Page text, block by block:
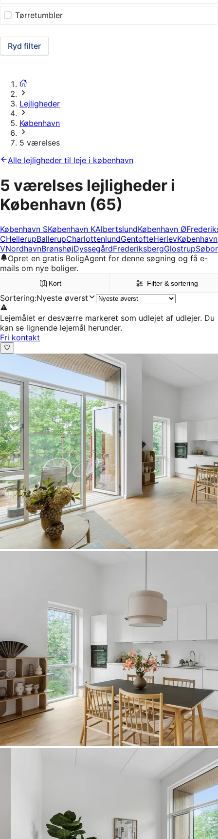
Tørretumbler
Ryd filter
Lejligheder
København
5 værelses
Alle lejligheder til leje i københavn
5 værelses lejligheder i
København (65)
København SKøbenhavn KAlbertslundKøbenhavn Ø
CHellerupBallerupCharlottenlundGentofteHerlevKøbenhavn
VNordhavnBrønshøjDyssegårdFrederiksbergGlostrup
Opret en gratis BoligAgent for denne søgning og få e-
mails om nye boliger.
Kort Filter & sortering
Sortering:Nyeste øverst
Lejemålet er desværre markeret som udlejet af udlejer. Du
kan se lignende lejemål herunder.
Fri kontakt